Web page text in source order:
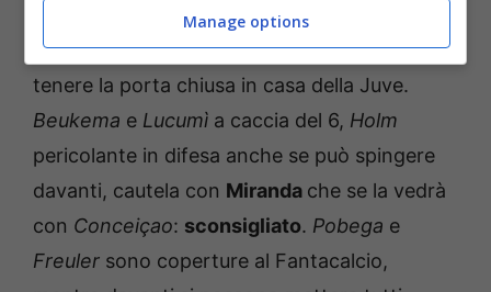
Skorupskipuò uscirne con un buon
voto per il modificatore, ma non sarà facile
tenere la porta chiusa in casa della Juve.
Beukema e Lucumì a caccia del 6, Holm
pericolante in difesa anche se può spingere
davanti, cautela con Miranda che se la vedrà
con Conceiçao: sconsigliato. Pobega e
Freuler sono coperture al Fantacalcio,
Manage options